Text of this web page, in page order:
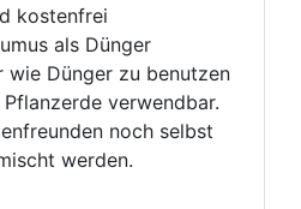
kostenfrei
als Dünger
wie Dünger zu benutzen
verwendbar.
noch selbst
werden.